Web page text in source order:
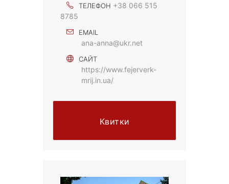
ТЕЛЕФОН +38 066 515
8785
EMAIL
ana-anna@ukr.net
САЙТ
https://www.fejerverk-
mrij.in.ua/
Квитки